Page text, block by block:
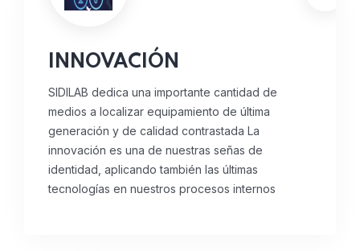
INNOVACIÓN
SIDILAB dedica una importante cantidad de
medios a localizar equipamiento de última
generación y de calidad contrastada La
innovación es una de nuestras señas de
identidad, aplicando también las últimas
tecnologías en nuestros procesos internos